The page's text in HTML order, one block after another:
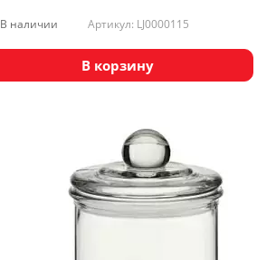
В наличии Артикул: LJ0000115
В корзину